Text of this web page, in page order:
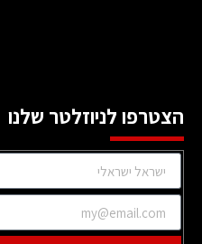
הצטרפו לניוזלטר שלנו